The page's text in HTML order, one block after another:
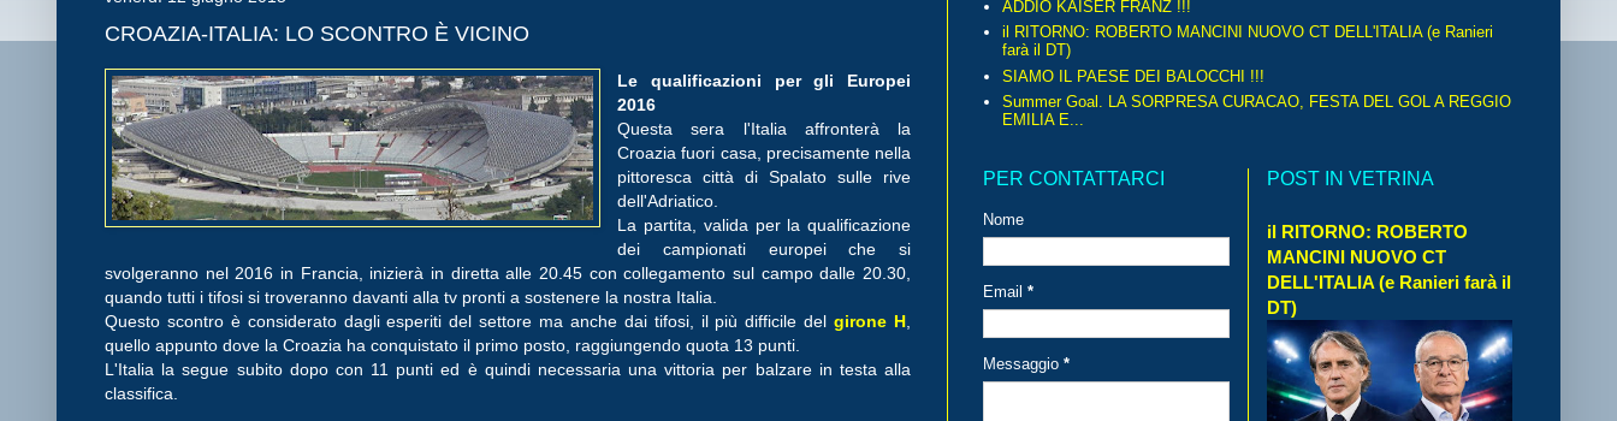
CROAZIA-ITALIA: LO SCONTRO È VICINO
Le qualificazioni per gli Europei
2016
Questa sera l'Italia affronterà la
Croazia fuori casa, precisamente nella
pittoresca città di Spalato sulle rive
dell'Adriatico.
La partita, valida per la qualificazione
dei campionati europei che si
svolgeranno nel 2016 in Francia, inizierà in diretta alle 20.45 con collegamento sul campo dalle 20.30,
quando tutti i tifosi si troveranno davanti alla tv pronti a sostenere la nostra Italia.
Questo scontro è considerato dagli esperiti del settore ma anche dai tifosi, il più difficile delgirone H
quello appunto dove la Croazia ha conquistato il primo posto, raggiungendo quota 13 punti.
L'Italia la segue subito dopo con 11 punti ed è quindi necessaria una vittoria per balzare in testa alla
classifica.
ADDIO KAISER FRANZ !!!
il RITORNO: ROBERTO MANCINI NUOVO CT DELL'ITALIA (e Ranieri
farà il DT)
SIAMO IL PAESE DEI BALOCCHI !!!
Summer Goal. LA SORPRESA CURACAO, FESTA DEL GOL A REGGIO
EMILIA E...
PER CONTATTARCI
Nome
Email *
Messaggio *
POST IN VETRINA
il RITORNO: ROBERTO
MANCINI NUOVO CT
DELL'ITALIA (e Ranieri farà il
DT)